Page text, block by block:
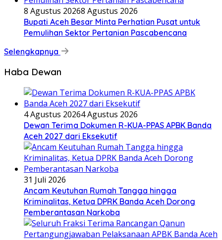
8 Agustus 20268 Agustus 2026
Bupati Aceh Besar Minta Perhatian Pusat untuk
Pemulihan Sektor Pertanian Pascabencana
Selengkapnya
Haba Dewan
4 Agustus 20264 Agustus 2026
Dewan Terima Dokumen R-KUA-PPAS APBK Banda
Aceh 2027 dari Eksekutif
31 Juli 2026
Ancam Keutuhan Rumah Tangga hingga
Kriminalitas, Ketua DPRK Banda Aceh Dorong
Pemberantasan Narkoba